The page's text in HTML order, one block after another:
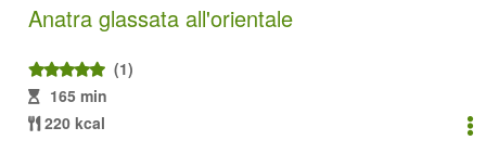
Anatra glassata all'orientale
(1)
165 min
220 kcal